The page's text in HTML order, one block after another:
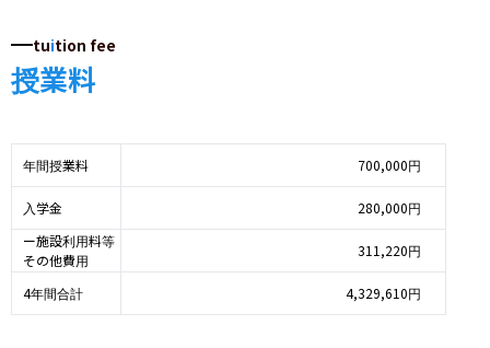
tuition fee
授業料
年間授業料 700,000円
入学金
280,000円
ー施設利用料等
その他費用
311,220円
4年間合計 4,329,610円